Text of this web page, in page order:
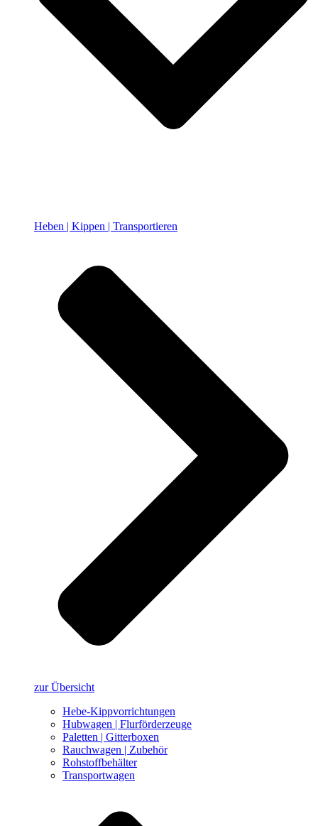
Heben | Kippen | Transportieren
zur Übersicht
Hebe-Kippvorrichtungen
Hubwagen | Flurförderzeuge
Paletten | Gitterboxen
Rauchwagen | Zubehör
Rohstoffbehälter
Transportwagen